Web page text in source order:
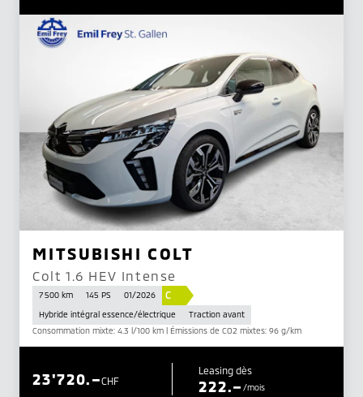
MITSUBISHI COLT
Colt 1.6 HEV Intense
7 500 km 145 PS 01/2026 C
Hybride intégral essence/électrique
Traction avant
Consommation mixte: 4.3 l/100 km | Émissions de CO2 mixtes: 96 g/km
CHF
23'720.– Leasing dès
222.–/mois